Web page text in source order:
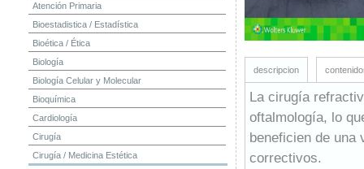
Atención Primaria
Bioestadistica / Estadística
Bioética / Ética
Biología
Biología Celular y Molecular
Bioquímica
Cardiología
Cirugía
Cirugía / Medicina Estética
descripcion
La cirugía
oftalmología, lo
beneficien de una
correctivos.